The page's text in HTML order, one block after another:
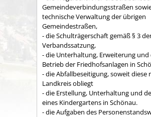
Gemeindeverbindungsstraßen
technische Verwaltung der übrigen
Gemeindestraßen,
- die Schulträgerschaft gemäß § 3
Verbandssatzung,
- die Unterhaltung, Erweiterung und
Betrieb der Friedhofsanlagen in
- die Abfallbeseitigung, soweit diese
Land­kreis obliegt
- die Erstellung, Unterhaltung und
eines Kindergartens in Schönau.
- die Aufgaben des